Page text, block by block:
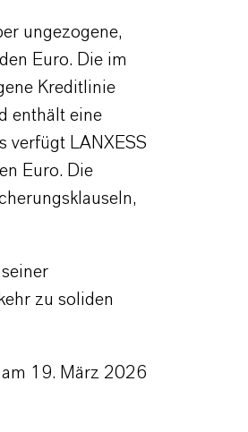
ungezogene,
Euro. Die im
Kreditlinie
enthält eine
verfügt LANXESS
Euro. Die
zu soliden
19. März 2026